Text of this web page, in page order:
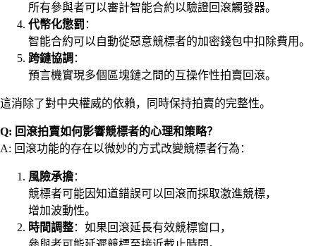
所有參與者可以審計智能合約以驗證回滾觸發器。
代幣化懲罰 ：
智能合約可以自動從惡意競標者的加密錢包中扣除費用。
跨鏈協調 ：
預言機實現多個區塊鏈之間的互操作性拍賣回滾。
這消除了對中央權威的依賴，同時保持拍賣的完整性。
Q: 回滾拍賣如何影響競標者的心理和策略？
A: 回滾功能的存在以微妙的方式改變競標者行為：
風險承擔：
競標者可能因知道錯誤可以回滾而採取激進競標，
增加波動性。
時間調整：如果回滾延長有效競標窗口，